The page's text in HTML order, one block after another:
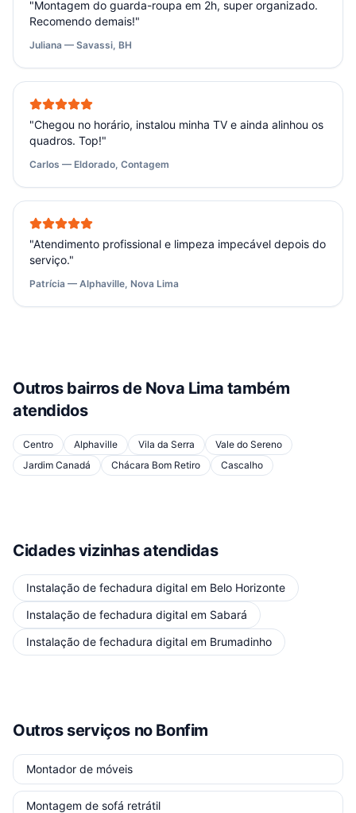
"Montagem do guarda-roupa em 2h, super organizado.
Recomendo demais!"
Juliana — Savassi, BH
"Chegou no horário, instalou minha TV e ainda alinhou os
quadros. Top!"
Carlos — Eldorado, Contagem
"Atendimento profissional e limpeza impecável depois do
serviço."
Patrícia — Alphaville, Nova Lima
Outros bairros de Nova Lima também
atendidos
Centro Alphaville Vila da Serra
Vale do Sereno
Jardim Canadá
Chácara Bom Retiro Cascalho
Cidades vizinhas atendidas
Instalação de fechadura digital em Belo Horizonte
Instalação de fechadura digital em Sabará
Instalação de fechadura digital em Brumadinho
Outros serviços no Bonfim
Montador de móveis
Montagem de sofá retrátil